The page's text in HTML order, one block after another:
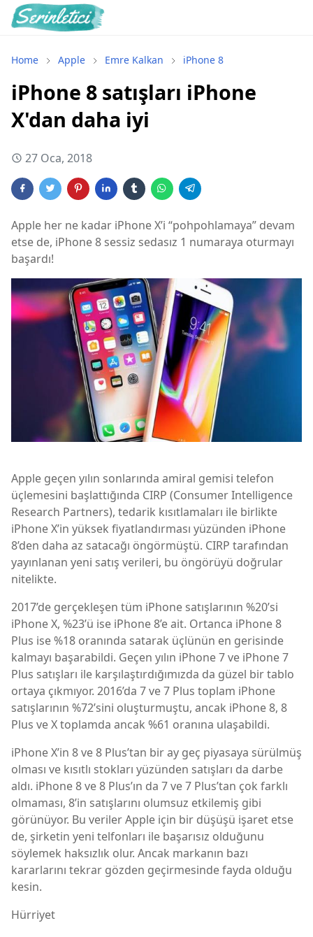
Home Apple Emre Kalkan iPhone 8
iPhone 8 satışları iPhone
X'dan daha iyi
27 Oca, 2018
Apple her ne kadar iPhone X’i “pohpohlamaya” devam
etse de, iPhone 8 sessiz sedasız 1 numaraya oturmayı
başardı!
Apple geçen yılın sonlarında amiral gemisi telefon
üçlemesini başlattığında CIRP (Consumer Intelligence
Research Partners), tedarik kısıtlamaları ile birlikte
iPhone X’in yüksek fiyatlandırması yüzünden iPhone
8’den daha az satacağı öngörmüştü. CIRP tarafından
yayınlanan yeni satış verileri, bu öngörüyü doğrular
nitelikte.
2017’de gerçekleşen tüm iPhone satışlarının %20’si
iPhone X, %23’ü ise iPhone 8’e ait. Ortanca iPhone 8
Plus ise %18 oranında satarak üçlünün en gerisinde
kalmayı başarabildi. Geçen yılın iPhone 7 ve iPhone 7
Plus satışları ile karşılaştırdığımızda da güzel bir tablo
ortaya çıkmıyor. 2016’da 7 ve 7 Plus toplam iPhone
satışlarının %72’sini oluşturmuştu, ancak iPhone 8, 8
Plus ve X toplamda ancak %61 oranına ulaşabildi.
iPhone X’in 8 ve 8 Plus’tan bir ay geç piyasaya sürülmüş
olması ve kısıtlı stokları yüzünden satışları da darbe
aldı. iPhone 8 ve 8 Plus’ın da 7 ve 7 Plus’tan çok farklı
olmaması, 8’in satışlarını olumsuz etkilemiş gibi
görünüyor. Bu veriler Apple için bir düşüşü işaret etse
de, şirketin yeni telfonları ile başarısız olduğunu
söylemek haksızlık olur. Ancak markanın bazı
kararlarını tekrar gözden geçirmesinde fayda olduğu
kesin.
Hürriyet